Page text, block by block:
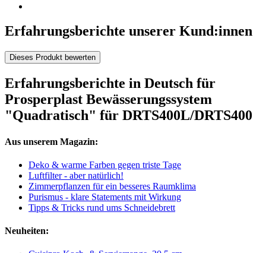
Erfahrungsberichte unserer Kund:innen
Dieses Produkt bewerten
Erfahrungsberichte in Deutsch für
Prosperplast Bewässerungssystem
"Quadratisch" für DRTS400L/DRTS400
Aus unserem Magazin:
Deko & warme Farben gegen triste Tage
Luftfilter - aber natürlich!
Zimmerpflanzen für ein besseres Raumklima
Purismus - klare Statements mit Wirkung
Tipps & Tricks rund ums Schneidebrett
Neuheiten: